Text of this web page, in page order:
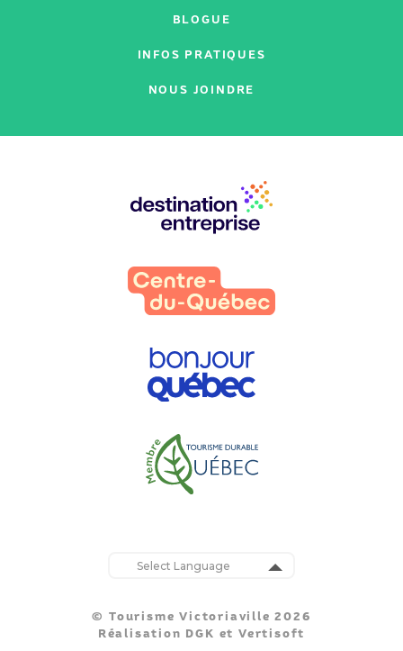
BLOGUE
INFOS PRATIQUES
NOUS JOINDRE
partenaires
:
© Tourisme Victoriaville 2026
Réalisation DGK et Vertisoft